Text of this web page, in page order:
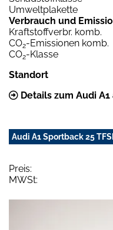
Umweltplakette
Verbrauch und
Kraftstoffverbr. komb.
CO2-Emissionen komb.
CO2-Klasse
Standort
Details zum Audi
Audi A1 Sportback 25
Preis:
MWSt: